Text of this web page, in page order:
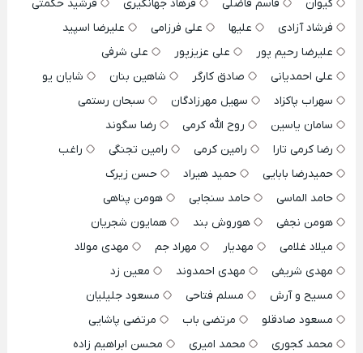
کیوان
قاسم فاضلی فرهاد جهانگیری
فرشید حکمتی
فرشاد آزادی
علیها علی فرزامی
علیرضا اسپید
علیرضا رحیم پور
علی عزیزپور
علی شرفی
علی احمدیانی
صادق کارگر شاهین بنان
شایان یو
سهراب پاکزاد
سهیل مهرزادگان
سبحان رستمی
سامان یاسین
روح الله کرمی
رضا سگوند
رضا کرمی تارا
رامین کرمی رامین تجنگی
راغب
حمیدرضا بابایی
حمید هیراد
حسن زیرک
حامد الماسی
حامد سنجابی
هومن پناهی
هومن نجفی
هوروش بند
همایون شجریان
میلاد غلامی
مهدیار مهراد جم
مهدی مولاد
مهدی شریفی
مهدی احمدوند
معین زد
مسیح و آرش
مسلم فتاحی
مسعود جلیلیان
مسعود صادقلو
مرتضی باب
مرتضی پاشایی
محمد کجوری
محمد امیری
محسن ابراهیم زاده